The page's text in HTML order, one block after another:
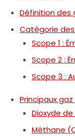
Définition des
Catégorie des
Scope 1 :
Scope 2 :
Scope 3 :
Principaux
Dioxyde
Méthane